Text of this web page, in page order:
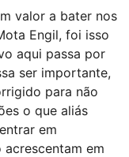
valor a bater nos
Engil, foi isso
aqui passa por
ser importante,
para não
o que aliás
em
em